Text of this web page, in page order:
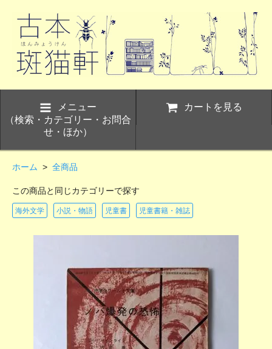
メニュー
（検索・カテゴリー・お問合
せ・ほか）
カートを見る
ホーム > 全商品
この商品と同じカテゴリーで探す
海外文学 小説・物語 児童書 児童書籍・雑誌